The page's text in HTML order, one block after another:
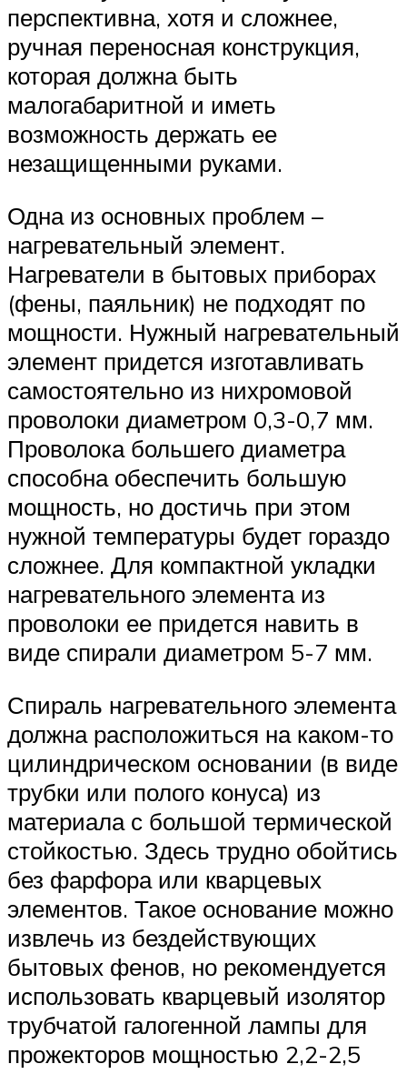
перспективна, хотя и сложнее,
ручная переносная конструкция,
которая должна быть
малогабаритной и иметь
возможность держать ее
незащищенными руками.
Одна из основных проблем –
нагревательный элемент.
Нагреватели в бытовых приборах
(фены, паяльник) не подходят по
мощности. Нужный нагревательный
элемент придется изготавливать
самостоятельно из нихромовой
проволоки диаметром 0,3-0,7 мм.
Проволока большего диаметра
способна обеспечить большую
мощность, но достичь при этом
нужной температуры будет гораздо
сложнее. Для компактной укладки
нагревательного элемента из
проволоки ее придется навить в
виде спирали диаметром 5-7 мм.
Спираль нагревательного элемента
должна расположиться на каком-то
цилиндрическом основании (в виде
трубки или полого конуса) из
материала с большой термической
стойкостью. Здесь трудно обойтись
без фарфора или кварцевых
элементов. Такое основание можно
извлечь из бездействующих
бытовых фенов, но рекомендуется
использовать кварцевый изолятор
трубчатой галогенной лампы для
прожекторов мощностью 2,2-2,5